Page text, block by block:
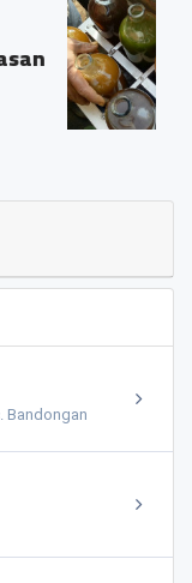
Jamu Tradisisional
Dsn. Sengon
Trasan Kec.
0.03 KM
Bandongan